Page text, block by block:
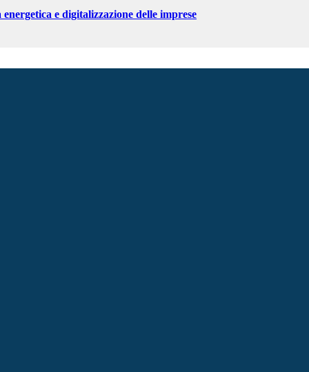
e digitalizzazione delle imprese